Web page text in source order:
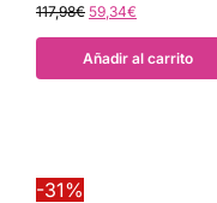
117,98€ 59,34€
Añadir al carrito
-31%